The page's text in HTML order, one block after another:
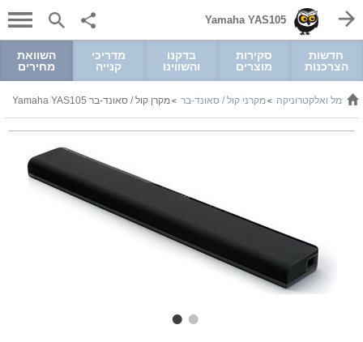
Yamaha YAS105
חדשות
הצרכנות
סקירות
מוצרים
בדקנו
והשווינו
מדריכי
קנייה
השוואת
מחירים
> חשמל ואלקטרוניקה >מקרני קול / סאונד-בר >מקרן קול / סאונד-בר Yamaha YAS105